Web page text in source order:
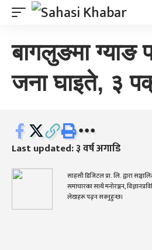
बागलुङमा ग्याङ
जना घाइते, ३
Last updated: ३ वर्ष अगाडि
साहसी डिजिटल प्रा. लि. द्वारा
समाचारका साथै मनोरञ्जन,
लेखहरू पढ्न सक्नुहुन्छ।